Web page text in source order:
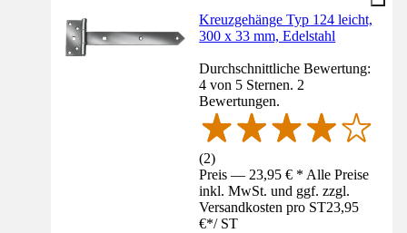
Kreuzgehänge Typ 124 leicht,
300 x 33 mm, Edelstahl
Durchschnittliche Bewertung:
4 von 5 Sternen. 2
Bewertungen.
(2)
Preis — 23,95 € * Alle Preise
inkl. MwSt. und ggf. zzgl.
Versandkosten pro ST23,95
€*/ ST